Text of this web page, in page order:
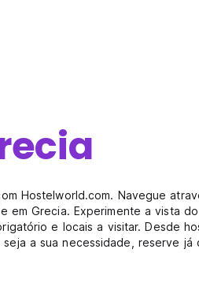
Hostelworld.com. Navegue
em Grecia. Experimente a vista
e locais a visitar. Desde
a sua necessidade, reserve já